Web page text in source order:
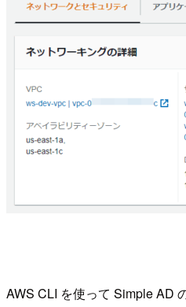
AWS CLI を使って Simple AD